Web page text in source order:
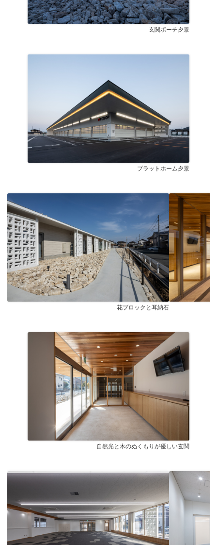
玄関ポーチ夕景
プラットホーム夕景
花ブロックと耳納石
自然光と木のぬくもりが優しい玄関